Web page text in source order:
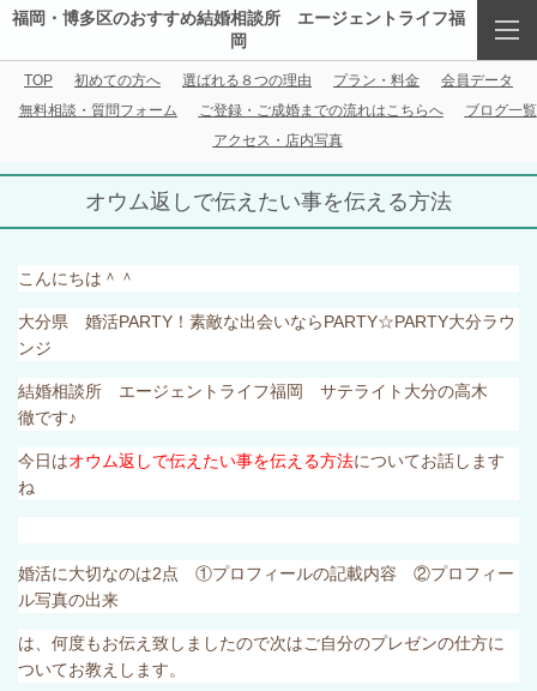
福岡・博多区のおすすめ結婚相談所 エージェントライフ福
岡
TOP 初めての方へ 選ばれる８つの理由 プラン・料金
会員データ
無料相談・質問フォーム
ご登録・ご成婚までの流れはこちらへ
ブログ一覧
アクセス・店内写真
オウム返しで伝えたい事を伝える方法
こんにちは＾＾
大分県 婚活PARTY ！素敵な出会いならPARTY☆PARTY大分ラウ
ンジ
結婚相談所 エージェントライフ福岡 サテライト大分の高木
徹です♪
今日はオウム返しで伝えたい事を伝える方法についてお話します
ね
婚活に大切なのは2点 ①プロフィールの記載内容 ②プロフィー
ル写真の出来
は、何度もお伝え致しましたので次はご自分のプレゼンの仕方に
ついてお教えします。